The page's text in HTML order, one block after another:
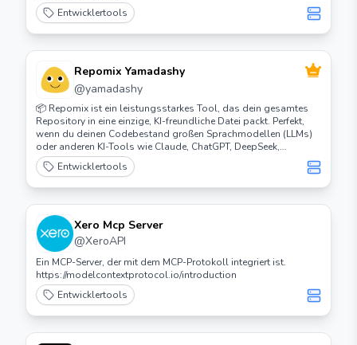
Entwicklertools
Repomix Yamadashy
@yamadashy
📦 Repomix ist ein leistungsstarkes Tool, das dein gesamtes
Repository in eine einzige, KI-freundliche Datei packt. Perfekt,
wenn du deinen Codebestand großen Sprachmodellen (LLMs)
oder anderen KI-Tools wie Claude, ChatGPT, DeepSeek,
Perplexity, Gemini, Gemma, Llama, Grok und mehr zur
Verfügung stellen musst.
Entwicklertools
Xero Mcp Server
@XeroAPI
Ein MCP-Server, der mit dem MCP-Protokoll integriert ist.
https://modelcontextprotocol.io/introduction
Entwicklertools